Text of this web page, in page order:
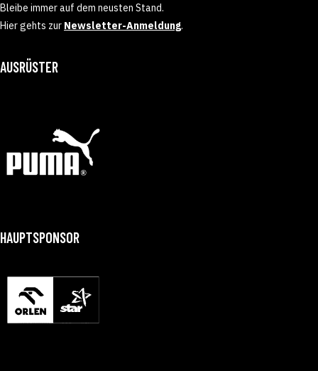
Bleibe immer auf dem neusten Stand.
Hier gehts zur Newsletter-Anmeldung.
AUSRÜSTER
HAUPTSPONSOR